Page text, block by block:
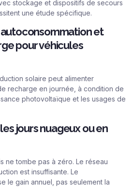
stockage et dispositifs de secours
une étude spécifique.
et
pour véhicules
solaire peut alimenter
recharge en journée, à condition de
photovoltaïque et les usages de
jours nuageux ou en
ne tombe pas à zéro. Le réseau
est insuffisante. Le
le gain annuel, pas seulement la